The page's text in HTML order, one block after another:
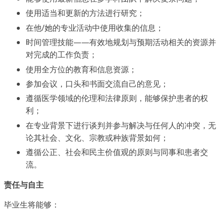
使用适当和更新的方法进行研究；
在他/她的专业活动中使用收集的信息；
时间管理技能——有效地规划与预期活动相关的资源并
对完成的工作负责；
使用全方位的教育和信息资源；
参加会议，口头和书面交流自己的意见；
遵循医学领域的伦理和法律原则，能够保护患者的权
利；
在专业背景下进行谈判并参与解决与任何人的冲突，无
论其社会、文化、宗教或种族背景如何；
遵循公正、社会和民主价值观的原则与同事和患者交
流。
责任与自主
毕业生将能够：